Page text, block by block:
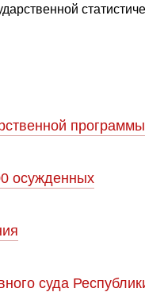
осужденных
суда